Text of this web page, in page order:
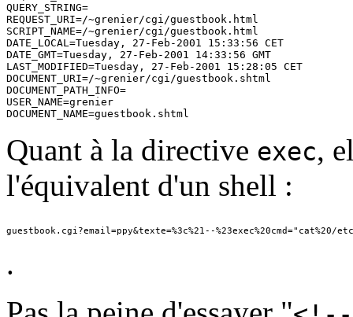
QUERY_STRING=
REQUEST_URI=/~grenier/cgi/guestbook.html
SCRIPT_NAME=/~grenier/cgi/guestbook.html
DATE_LOCAL=Tuesday, 27-Feb-2001 15:33:56 CET
DATE_GMT=Tuesday, 27-Feb-2001 14:33:56 GMT
LAST_MODIFIED=Tuesday, 27-Feb-2001 15:28:05 CET
DOCUMENT_URI=/~grenier/cgi/guestbook.shtml
DOCUMENT_PATH_INFO=
USER_NAME=grenier
Quant à la directive exec,
l'équivalent d'un shell :
.